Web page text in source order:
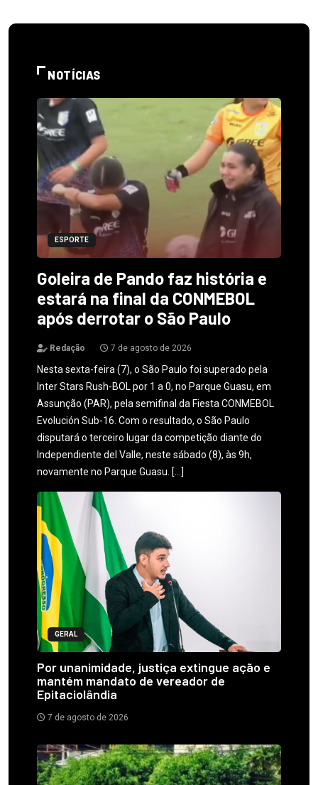
NOTÍCIAS
ESPORTE
Goleira de Pando faz história e
estará na final da CONMEBOL
após derrotar o São Paulo
Redação 7 de agosto de 2026
Nesta sexta-feira (7), o São Paulo foi superado pela
Inter Stars Rush-BOL por 1 a 0, no Parque Guasu, em
Assunção (PAR), pela semifinal da Fiesta CONMEBOL
Evolución Sub-16. Com o resultado, o São Paulo
disputará o terceiro lugar da competição diante do
Independiente del Valle, neste sábado (8), às 9h,
novamente no Parque Guasu. […]
GERAL
Por unanimidade, justiça extingue ação e
mantém mandato de vereador de
Epitaciolândia
7 de agosto de 2026